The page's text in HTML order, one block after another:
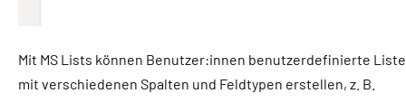
Mit MS Lists können Benutzer:innen benutzerdefinierte
mit verschiedenen Spalten und Feldtypen erstellen, z. B.